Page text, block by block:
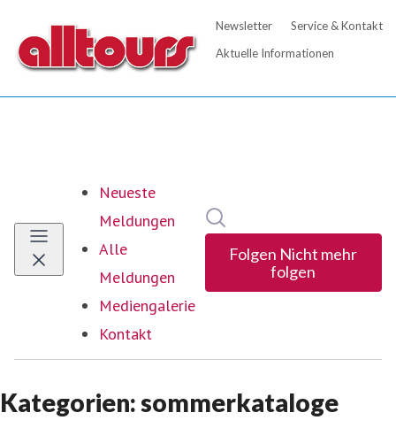
Neueste
Meldungen
Alle
Meldungen
Mediengalerie
Kontakt
Folgen Nicht mehr
folgen
Kategorien: sommerkataloge